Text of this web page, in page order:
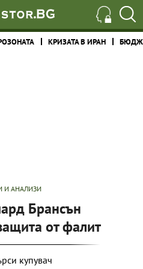
КРИЗАТА В ИРАН
И АНАЛИЗИ
Брансън
от фалит
купувач